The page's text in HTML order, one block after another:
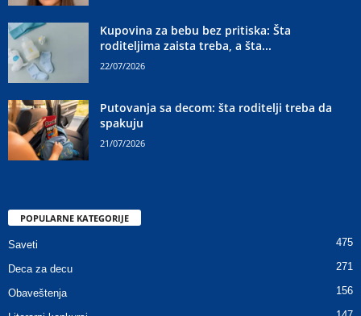
Kupovina za bebu bez pritiska: Šta
roditeljima zaista treba, a šta...
22/07/2026
Putovanja sa decom: šta roditelji treba da
spakuju
21/07/2026
POPULARNE KATEGORIJE
Saveti 475
Deca za decu 271
Obaveštenja 156